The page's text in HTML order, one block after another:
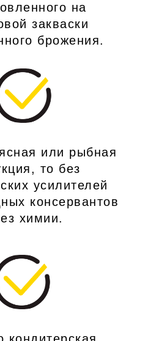
на
закваски
брожения.
или рыбная
то без
усилителей
консервантов
химии.